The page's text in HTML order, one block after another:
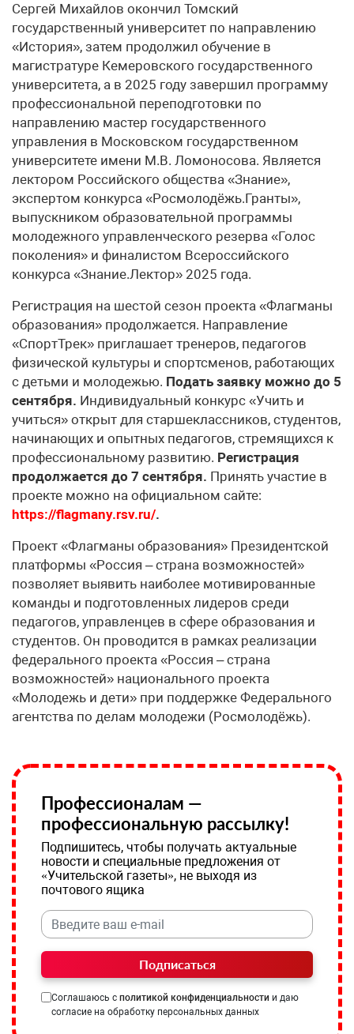
Сергей Михайлов окончил Томский
государственный университет по направлению
«История», затем продолжил обучение в
магистратуре Кемеровского государственного
университета, а в 2025 году завершил программу
профессиональной переподготовки по
направлению мастер государственного
управления в Московском государственном
университете имени М.В. Ломоносова. Является
лектором Российского общества «Знание»,
экспертом конкурса «Росмолодёжь.Гранты»,
выпускником образовательной программы
молодежного управленческого резерва «Голос
поколения» и финалистом Всероссийского
конкурса «Знание.Лектор» 2025 года.
Регистрация на шестой сезон проекта «Флагманы
образования» продолжается. Направление
«СпортТрек» приглашает тренеров, педагогов
физической культуры и спортсменов, работающих
с детьми и молодежью. Подать заявку можно до 5
сентября. Индивидуальный конкурс «Учить и
учиться» открыт для старшеклассников, студентов,
начинающих и опытных педагогов, стремящихся к
профессиональному развитию. Регистрация
продолжается до 7 сентября. Принять участие в
проекте можно на официальном сайте:
https://flagmany.rsv.ru/.
Проект «Флагманы образования» Президентской
платформы «Россия – страна возможностей»
позволяет выявить наиболее мотивированные
команды и подготовленных лидеров среди
педагогов, управленцев в сфере образования и
студентов. Он проводится в рамках реализации
федерального проекта «Россия – страна
возможностей» национального проекта
«Молодежь и дети» при поддержке Федерального
агентства по делам молодежи (Росмолодёжь).
Профессионалам —
профессиональную рассылку!
Подпишитесь, чтобы получать актуальные
новости и специальные предложения от
«Учительской газеты», не выходя из
почтового ящика
Подписаться
Соглашаюсь с политикой конфиденциальности и даю
согласие на обработку персональных данных